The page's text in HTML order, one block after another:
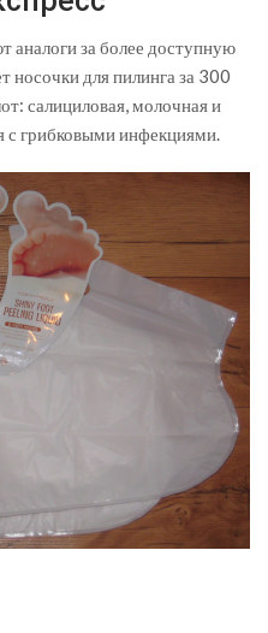
аналоги за более доступную
носочки для пилинга за 300
салициловая, молочная и
с грибковыми инфекциями.